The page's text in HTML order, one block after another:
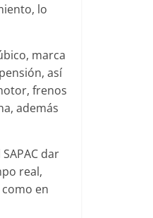
lo
marca
así
frenos
además
dar
real,
en